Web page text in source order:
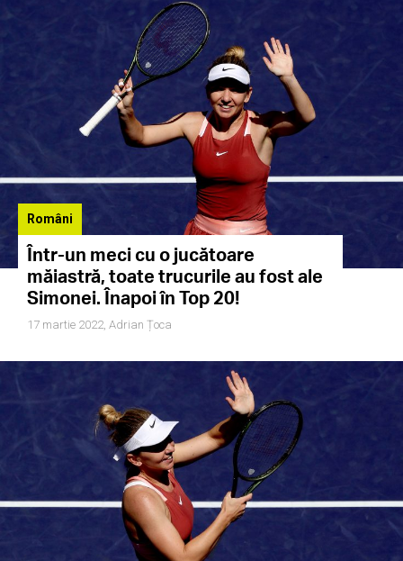
Români
Într-un meci cu o jucătoare
măiastră, toate trucurile au fost ale
Simonei. Înapoi în Top 20!
17 martie 2022, Adrian Țoca